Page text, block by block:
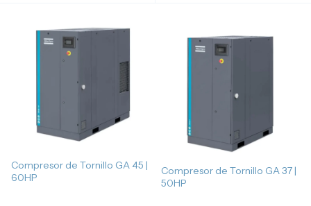
Compresor de Tornillo GA 45 |
60HP
Compresor de Tornillo GA 37 |
50HP